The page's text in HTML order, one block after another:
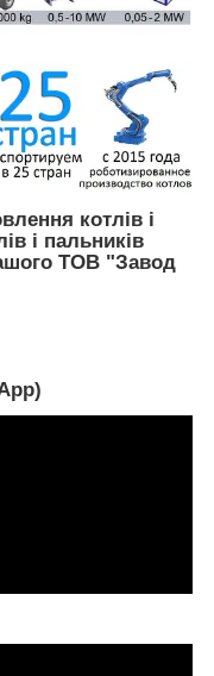
котлів і
і пальників
ТОВ "Завод